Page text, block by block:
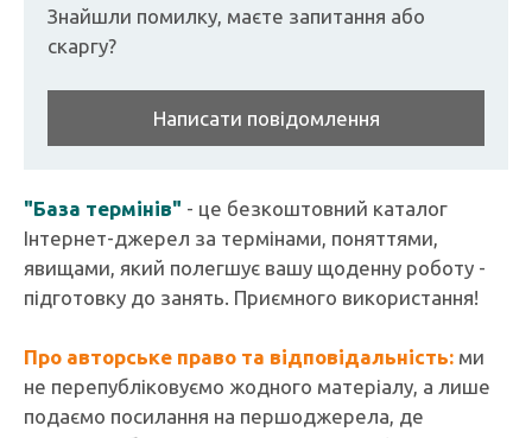
Знайшли помилку, маєте запитання або
скаргу?
Написати повідомлення
"База термінів" - це безкоштовний каталог
Інтернет-джерел за термінами, поняттями,
явищами, який полегшує вашу щоденну роботу -
підготовку до занять. Приємного використання!
Про авторське право та відповідальність: ми
не перепубліковуємо жодного матеріалу, а лише
подаємо посилання на першоджерела, де